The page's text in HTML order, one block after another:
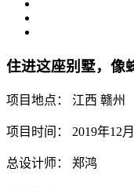
住进这座别墅，像
项目地点： 江西 赣州
项目时间： 2019年12月
总设计师： 郑鸿